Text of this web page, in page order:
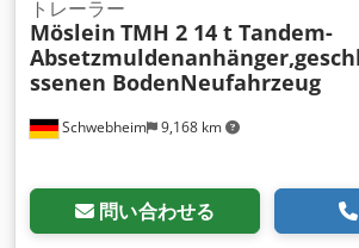
Schwebheim 9,168 km
トレーラー
Möslein TMH 2 14 t Tandem-
ssenen BodenNeufahrzeug
問い合わせる